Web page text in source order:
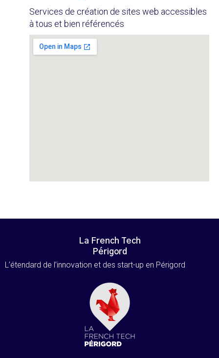
Services de création de sites web accessibles
à tous et bien référencés
La French Tech
Périgord
L’étendard de l’innovation et des start-up en Périgord